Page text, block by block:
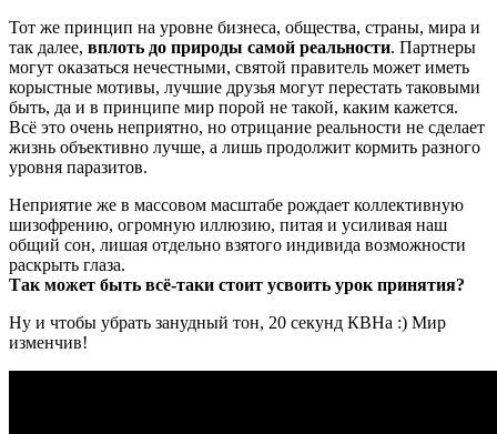
Тот же принцип на уровне бизнеса, общества, страны, мира и
так далее, вплоть до природы самой реальности. Партнеры
могут оказаться нечестными, святой правитель может иметь
корыстные мотивы, лучшие друзья могут перестать таковыми
быть, да и в принципе мир порой не такой, каким кажется.
Всё это очень неприятно, но отрицание реальности не сделает
жизнь объективно лучше, а лишь продолжит кормить разного
уровня паразитов.
Неприятие же в массовом масштабе рождает коллективную
шизофрению, огромную иллюзию, питая и усиливая наш
общий сон, лишая отдельно взятого индивида возможности
раскрыть глаза.
Так может быть всё-таки стоит усвоить урок принятия?
Ну и чтобы убрать занудный тон, 20 секунд КВНа :) Мир
изменчив!